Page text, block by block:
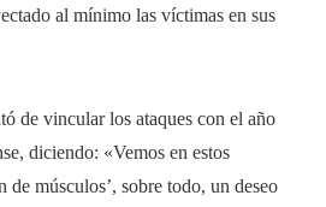
al mínimo las víctimas en sus
de vincular los ataques con el año
diciendo: «Vemos en estos
de músculos’, sobre todo, un deseo